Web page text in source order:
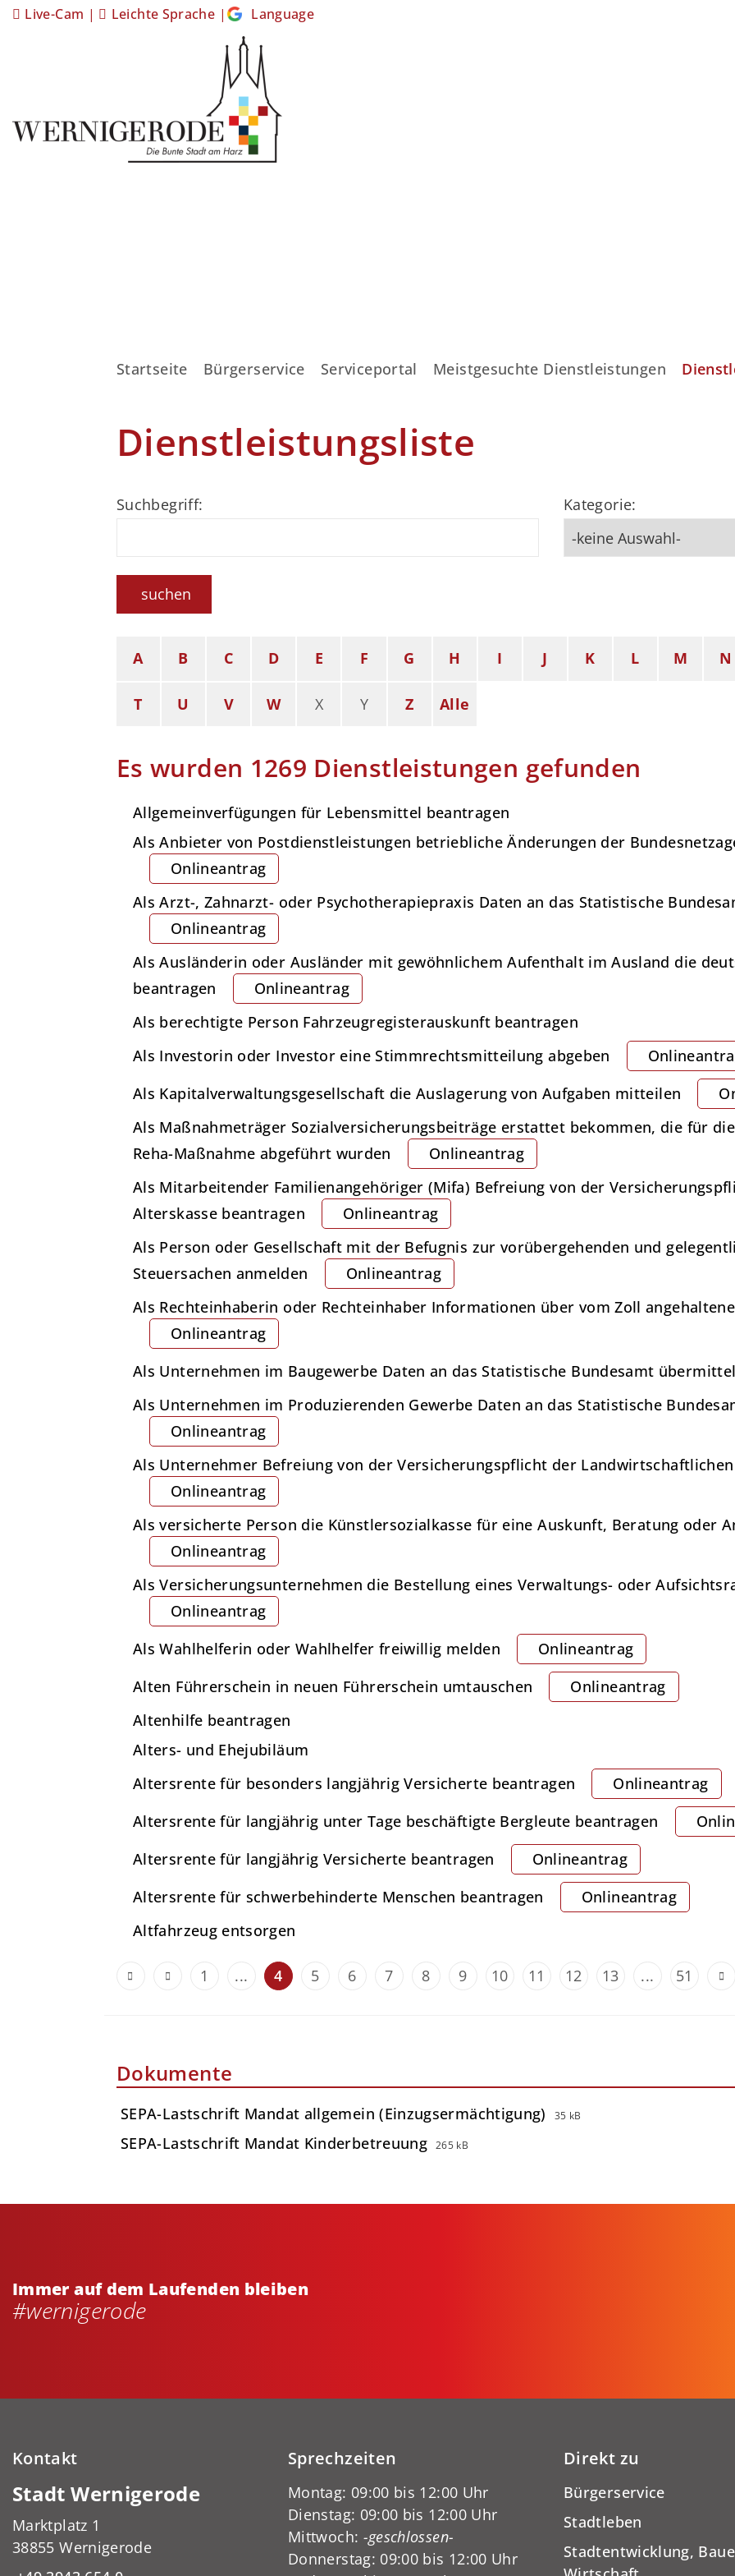
Live-Cam | Leichte Sprache | Language
Startseite Bürgerservice Serviceportal Meistgesuchte Dienstleistungen
Dienstleistungsliste
Suchbegriff: Kategorie:
suchen
A B C D E F G H I J K L M N
T U V W X Y Z Alle
Es wurden 1269 Dienstleistungen gefunden
Allgemeinverfügungen für Lebensmittel beantragen
Als Anbieter von Postdienstleistungen betriebliche Änderungen der
Onlineantrag
Als Arzt-, Zahnarzt- oder Psychotherapiepraxis Daten an das Statistische
Onlineantrag
Als Ausländerin oder Ausländer mit gewöhnlichem Aufenthalt im Ausland die
beantragen
Onlineantrag
Als berechtigte Person Fahrzeugregisterauskunft beantragen
Als Investorin oder Investor eine Stimmrechtsmitteilung abgeben
Als Kapitalverwaltungsgesellschaft die Auslagerung von Aufgaben mitteilen
Als Maßnahmeträger Sozialversicherungsbeiträge erstattet bekommen, die für
Reha-Maßnahme abgeführt wurden
Onlineantrag
Als Mitarbeitender Familienangehöriger (Mifa) Befreiung von der
Alterskasse beantragen
Onlineantrag
Als Person oder Gesellschaft mit der Befugnis zur vorübergehenden und
Steuersachen anmelden
Onlineantrag
Als Rechteinhaberin oder Rechteinhaber Informationen über vom Zoll
Onlineantrag
Als Unternehmen im Baugewerbe Daten an das Statistische Bundesamt
Als Unternehmen im Produzierenden Gewerbe Daten an das Statistische
Onlineantrag
Als Unternehmer Befreiung von der Versicherungspflicht der
Onlineantrag
Als versicherte Person die Künstlersozialkasse für eine Auskunft, Beratung oder
Onlineantrag
Als Versicherungsunternehmen die Bestellung eines Verwaltungs- oder
Onlineantrag
Als Wahlhelferin oder Wahlhelfer freiwillig melden
Onlineantrag
Alten Führerschein in neuen Führerschein umtauschen
Onlineantrag
Altenhilfe beantragen
Alters- und Ehejubiläum
Altersrente für besonders langjährig Versicherte beantragen
Onlineantrag
Altersrente für langjährig unter Tage beschäftigte Bergleute beantragen
Altersrente für langjährig Versicherte beantragen
Onlineantrag
Altersrente für schwerbehinderte Menschen beantragen
Onlineantrag
Altfahrzeug entsorgen
1 ... 4 5 6 7 8 9 10 11 12 13 ... 51
Dokumente
SEPA-Lastschrift Mandat allgemein (Einzugsermächtigung) 35 kB
SEPA-Lastschrift Mandat Kinderbetreuung 265 kB
Immer auf dem Laufenden bleiben
#wernigerode
Kontakt
Stadt Wernigerode
Marktplatz 1
38855 Wernigerode
Sprechzeiten
Montag: 09:00 bis 12:00 Uhr
Dienstag: 09:00 bis 12:00 Uhr
Mittwoch: -geschlossen-
Donnerstag: 09:00 bis 12:00 Uhr
Direkt zu
Bürgerservice
Stadtleben
Stadtentwicklung,